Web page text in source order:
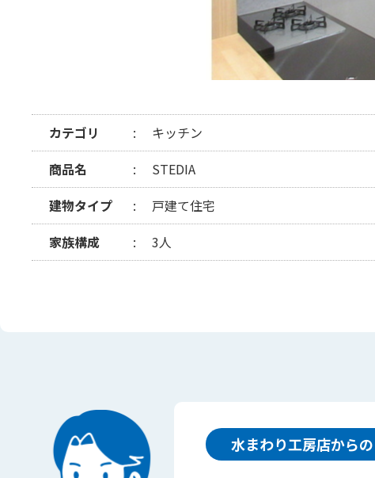
カテゴリ
キッチン
商品名
STEDIA
建物タイプ
戸建て住宅
家族構成
3人
水まわり工房店から